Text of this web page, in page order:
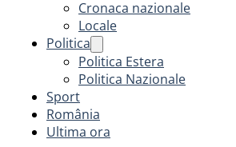
Cronaca nazionale
Locale
Politica
Politica Estera
Politica Nazionale
Sport
România
Ultima ora